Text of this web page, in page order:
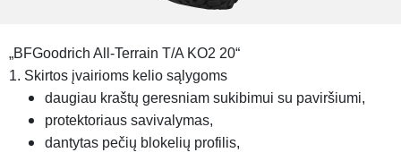
„BFGoodrich All-Terrain T/A KO2 20“
1. Skirtos įvairioms kelio sąlygoms
daugiau kraštų geresniam sukibimui su paviršiumi,
protektoriaus savivalymas,
dantytas pečių blokelių profilis,